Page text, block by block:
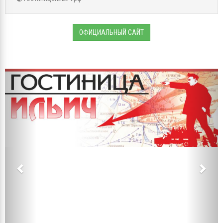
режим время часы работы гостиницы Ильич. ВЗените Сайт в
ОФИЦИАЛЬНЫЙ САЙТ
Previous Next